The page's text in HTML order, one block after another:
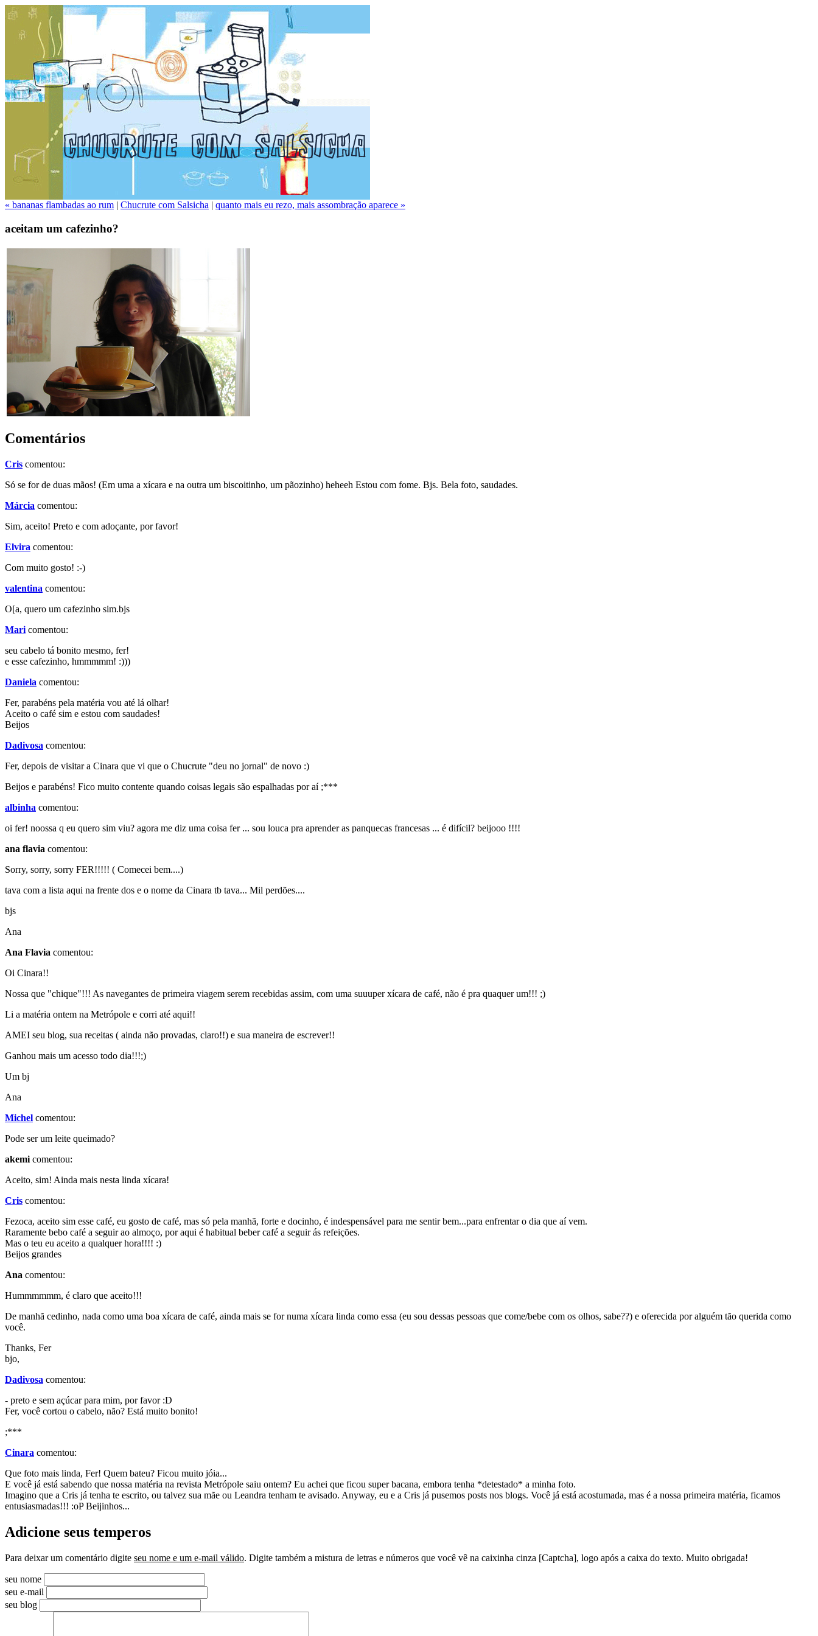
« bananas flambadas ao rum | Chucrute com Salsicha | quanto mais eu rezo, mais assombração aparece »
aceitam um cafezinho?
Comentários
Cris comentou:
Só se for de duas mãos! (Em uma a xícara e na outra um biscoitinho, um pãozinho) heheeh Estou com fome. Bjs. Bela foto, saudades.
Márcia comentou:
Sim, aceito! Preto e com adoçante, por favor!
Elvira comentou:
Com muito gosto! :-)
valentina comentou:
O[a, quero um cafezinho sim.bjs
Mari comentou:
seu cabelo tá bonito mesmo, fer!
e esse cafezinho, hmmmmm! :)))
Daniela comentou:
Fer, parabéns pela matéria vou até lá olhar!
Aceito o café sim e estou com saudades!
Beijos
Dadivosa comentou:
Fer, depois de visitar a Cinara que vi que o Chucrute "deu no jornal" de novo :)
Beijos e parabéns! Fico muito contente quando coisas legais são espalhadas por aí ;***
albinha comentou:
oi fer! noossa q eu quero sim viu? agora me diz uma coisa fer ... sou louca pra aprender as panquecas francesas ... é difícil? beijooo !!!!
ana flavia comentou:
Sorry, sorry, sorry FER!!!!! ( Comecei bem....)
tava com a lista aqui na frente dos e o nome da Cinara tb tava... Mil perdões....
bjs
Ana
Ana Flavia comentou:
Oi Cinara!!
Nossa que "chique"!!! As navegantes de primeira viagem serem recebidas assim, com uma suuuper xícara de café, não é pra quaquer um!!! ;)
Li a matéria ontem na Metrópole e corri até aqui!!
AMEI seu blog, sua receitas ( ainda não provadas, claro!!) e sua maneira de escrever!!
Ganhou mais um acesso todo dia!!!;)
Um bj
Ana
Michel comentou:
Pode ser um leite queimado?
akemi comentou:
Aceito, sim! Ainda mais nesta linda xícara!
Cris comentou:
Fezoca, aceito sim esse café, eu gosto de café, mas só pela manhã, forte e docinho, é indespensável para me sentir bem...para enfrentar o dia que aí vem.
Raramente bebo café a seguir ao almoço, por aqui é habitual beber café a seguir ás refeições.
Mas o teu eu aceito a qualquer hora!!!! :)
Beijos grandes
Ana comentou:
Hummmmmm, é claro que aceito!!!
De manhã cedinho, nada como uma boa xícara de café, ainda mais se for numa xícara linda como essa (eu sou dessas pessoas que come/bebe com os olhos, sabe??) e oferecida por alguém tão querida como
você.
Thanks, Fer
bjo,
Dadivosa comentou:
- preto e sem açúcar para mim, por favor :D
Fer, você cortou o cabelo, não? Está muito bonito!
;***
Cinara comentou:
Que foto mais linda, Fer! Quem bateu? Ficou muito jóia...
E você já está sabendo que nossa matéria na revista Metrópole saiu ontem? Eu achei que ficou super bacana, embora tenha *detestado* a minha foto.
Imagino que a Cris já tenha te escrito, ou talvez sua mãe ou Leandra tenham te avisado. Anyway, eu e a Cris já pusemos posts nos blogs. Você já está acostumada, mas é a nossa primeira matéria, ficamos
entusiasmadas!!! :oP Beijinhos...
Adicione seus temperos
Para deixar um comentário digite seu nome e um e-mail válido. Digite também a mistura de letras e números que você vê na caixinha cinza [Captcha], logo após a caixa do texto. Muito obrigada!
seu nome
seu e-mail
seu blog